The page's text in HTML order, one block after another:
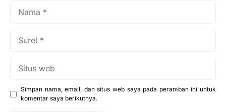
Simpan nama, email, dan situs web saya pada peramban ini untuk
komentar saya berikutnya.